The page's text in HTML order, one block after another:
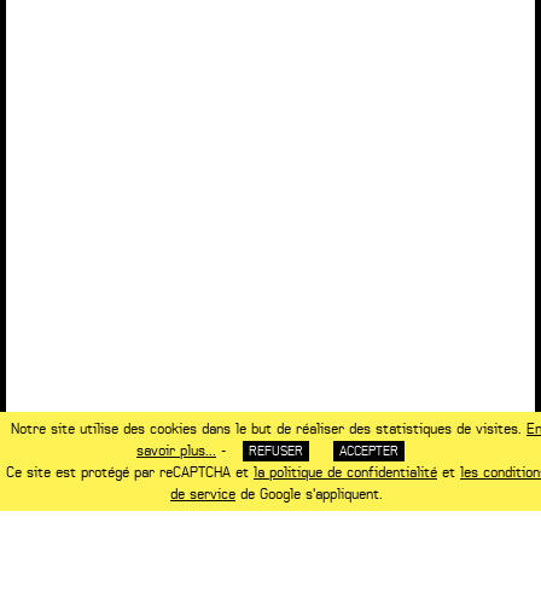
Notre site utilise des cookies dans le but de réaliser des statistiques de visites. En
savoir plus...
- REFUSER ACCEPTER
Ce site est protégé par reCAPTCHA et la politique de confidentialité et les
de service de Google s'appliquent.